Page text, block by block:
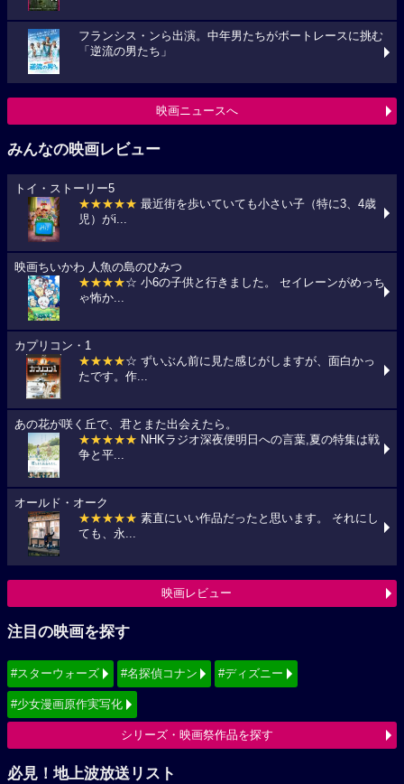
フランシス・ンら出演。中年男たちがボートレースに挑む
「逆流の男たち」
映画ニュースへ
みんなの映画レビュー
トイ・ストーリー5
★★★★★ 最近街を歩いていても小さい子（特に3、4歳
児）がi...
映画ちいかわ 人魚の島のひみつ
★★★★☆ 小6の子供と行きました。 セイレーンがめっち
ゃ怖か...
カプリコン・1
★★★★☆ ずいぶん前に見た感じがしますが、面白かっ
たです。作...
あの花が咲く丘で、君とまた出会えたら。
★★★★★ NHKラジオ深夜便明日への言葉,夏の特集は戦
争と平...
オールド・オーク
★★★★★ 素直にいい作品だったと思います。 それにし
ても、永...
映画レビュー
注目の映画を探す
#スターウォーズ #名探偵コナン #ディズニー
#少女漫画原作実写化
シリーズ・映画祭作品を探す
必見！地上波放送リスト